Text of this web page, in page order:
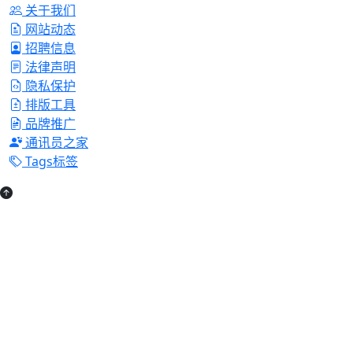
关于我们
网站动态
招聘信息
法律声明
隐私保护
排版工具
品牌推广
通讯员之家
Tags标签